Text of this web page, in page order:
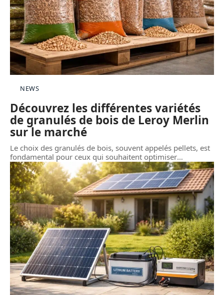
NEWS
Découvrez les différentes variétés
de granulés de bois de Leroy Merlin
sur le marché
Le choix des granulés de bois, souvent appelés pellets, est
fondamental pour ceux qui souhaitent optimiser…